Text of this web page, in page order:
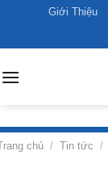
content
Giới Thiệu
chủ / Tin tức /